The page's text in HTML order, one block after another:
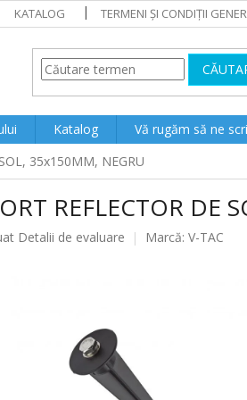
KATALOG TERMENI ȘI CONDIȚII
Katalog Vă rugăm să ne
35x150MM, NEGRU
REFLECTOR DE
Detalii de evaluare Marcă: V-TAC